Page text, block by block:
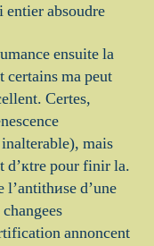
entier absoudre
ensuite la
certains ma peut
Certes,
mais
d’кtre pour finir lа.
d’une
annoncent